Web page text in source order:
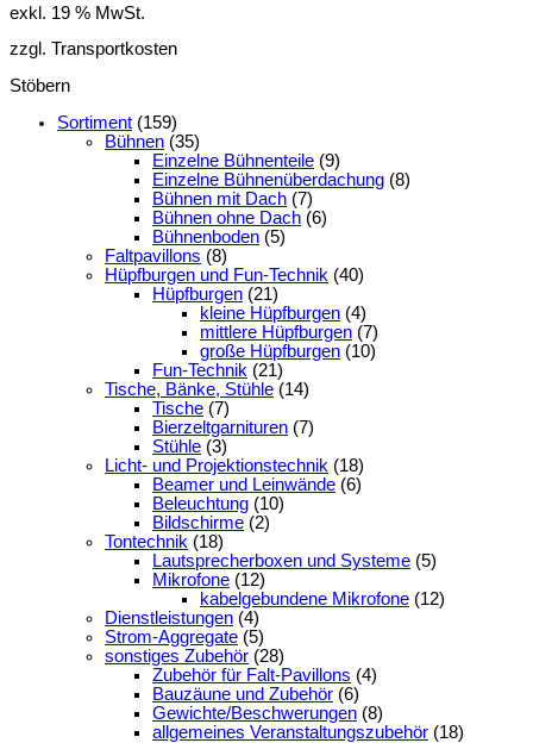
exkl. 19 % MwSt.
zzgl. Transportkosten
Stöbern
Sortiment (159)
Bühnen (35)
Einzelne Bühnenteile (9)
Einzelne Bühnenüberdachung (8)
Bühnen mit Dach (7)
Bühnen ohne Dach (6)
Bühnenboden (5)
Faltpavillons (8)
Hüpfburgen und Fun-Technik (40)
Hüpfburgen (21)
kleine Hüpfburgen (4)
mittlere Hüpfburgen (7)
große Hüpfburgen (10)
Fun-Technik (21)
Tische, Bänke, Stühle (14)
Tische (7)
Bierzeltgarnituren (7)
Stühle (3)
Licht- und Projektionstechnik (18)
Beamer und Leinwände (6)
Beleuchtung (10)
Bildschirme (2)
Tontechnik (18)
Lautsprecherboxen und Systeme (5)
Mikrofone (12)
kabelgebundene Mikrofone (12)
Dienstleistungen (4)
Strom-Aggregate (5)
sonstiges Zubehör (28)
Zubehör für Falt-Pavillons (4)
Bauzäune und Zubehör (6)
Gewichte/Beschwerungen (8)
allgemeines Veranstaltungszubehör (18)